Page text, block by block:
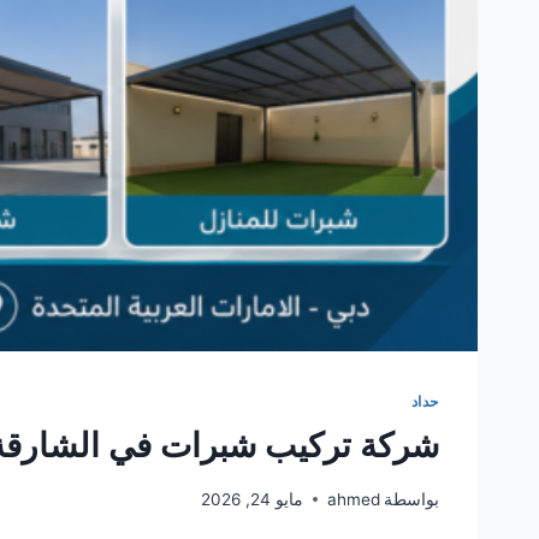
حداد
شركة تركيب شبرات في الشارقة
بواسطة ahmed مايو 24, 2026